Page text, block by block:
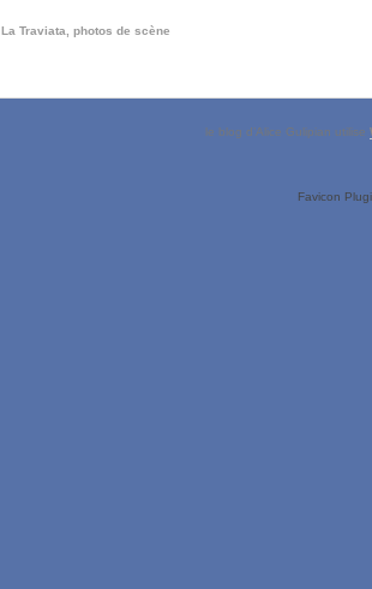
La Traviata, photos de scène
le blog d’Alice Gulipian utilise
Favicon